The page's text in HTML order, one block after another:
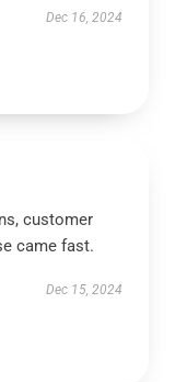
Dec 16, 2024
customer
came fast.
Dec 15, 2024